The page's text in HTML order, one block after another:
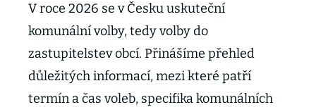
V roce 2026 se v Česku uskuteční
komunální volby, tedy volby do
zastupitelstev obcí. Přinášíme přehled
důležitých informací, mezi které patří
termín a čas voleb, specifika komunálních